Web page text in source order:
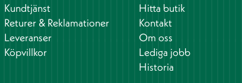
Kundtjänst
Returer & Reklamationer
Leveranser
Köpvillkor
Hitta butik
Kontakt
Om oss
Lediga jobb
Historia